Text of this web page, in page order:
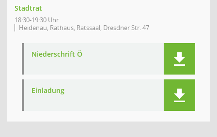
Stadtrat
18:30-19:30 Uhr
Heidenau, Rathaus, Ratssaal, Dresdner Str. 47
Niederschrift Ö
Einladung